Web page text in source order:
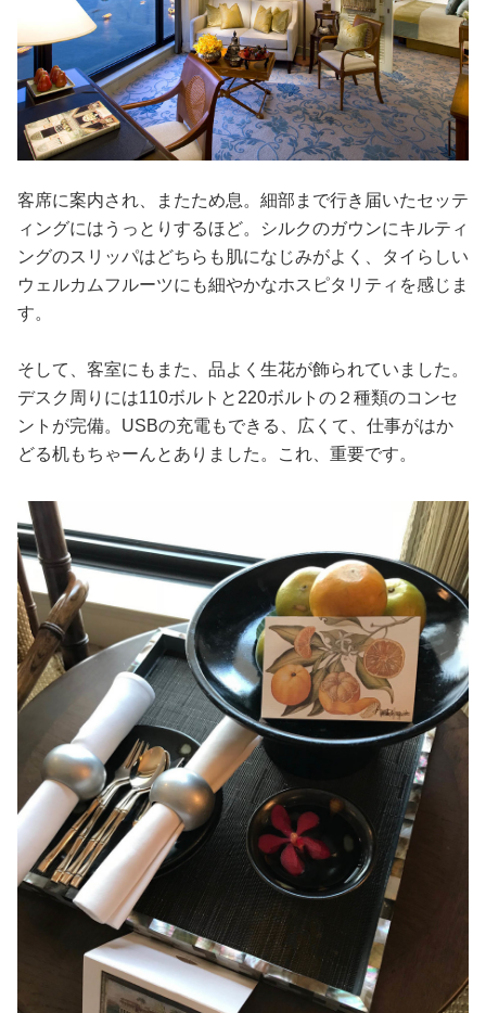
客席に案内され、またため息。細部まで行き届いたセッテ
ィングにはうっとりするほど。シルクのガウンにキルティ
ングのスリッパはどちらも肌になじみがよく、タイらしい
ウェルカムフルーツにも細やかなホスピタリティを感じま
す。
そして、客室にもまた、品よく生花が飾られていました。
デスク周りには110ボルトと220ボルトの２種類のコンセ
ントが完備。USBの充電もできる、広くて、仕事がはか
どる机もちゃーんとありました。これ、重要です。